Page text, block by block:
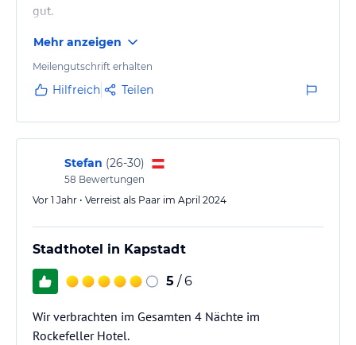
gut.
Mehr anzeigen
Meilengutschrift erhalten
Hilfreich Teilen
Stefan (26-30)
58 Bewertungen
Vor 1 Jahr • Verreist als Paar im April 2024
Stadthotel in Kapstadt
5 / 6
Wir verbrachten im Gesamten 4 Nächte im
Rockefeller Hotel.